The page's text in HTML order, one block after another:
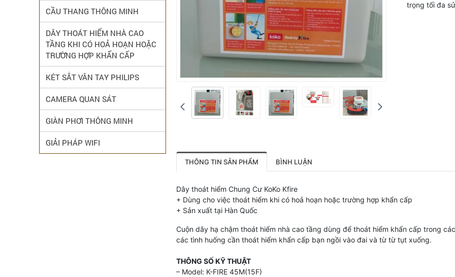
CẦU THANG THÔNG MINH
DÂY THOÁT HIỂM NHÀ CAO
TẦNG KHI CÓ HOẢ HOẠN HOẶC
TRƯỜNG HỢP KHẨN CẤP
KÉT SẮT VÂN TAY PHILIPS
CAMERA QUAN SÁT
GIÀN PHƠI THÔNG MINH
GIẢI PHÁP WIFI
trọng tối đa
THÔNG TIN SẢN PHẨM BÌNH LUẬN
Dây thoát hiểm Chung Cư KoKo Kfire
+ Dùng cho việc thoát hiểm khi có hoả hoạn hoặc trường hợp khẩn cấp
+ Sản xuất tại Hàn Quốc
Cuộn dây hạ chậm thoát hiểm nhà cao tầng dùng để thoát hiểm khẩn cấp trong
các tình huống cần thoát hiểm khẩn cấp bạn ngồi vào đai và từ từ tụt xuống.
THÔNG SỐ KỸ THUẬT
– Model: K-FIRE 45M(15F)